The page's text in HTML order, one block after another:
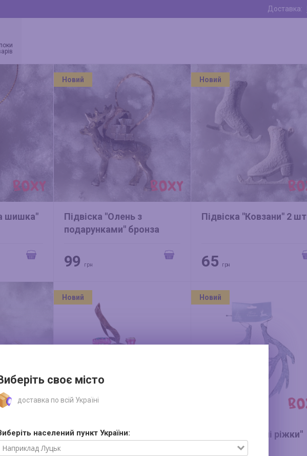
своє місто
доставка по всій Україні
населений пункт України:
Доставка:
шишка"
Новий
Підвіска "Олень з
подарунками" бронза
99 грн
Новий
Підвіска "Ковзани" 2 шт
65 грн
золото
Новий
Підвіска "Потяг"
Новий
Підвіска "Срібні ріжки"
набір 2 шт.